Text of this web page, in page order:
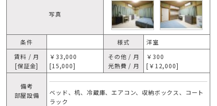
写真
条件 様式
洋室
賃料 / 月
[保証金]
￥33,000
[15,000]
その他 / 月
光熱費 / 月
￥300
[￥12,000]
備考
部屋設備
ベッド、机、冷蔵庫、エアコン、収納ボックス、コート
ラック